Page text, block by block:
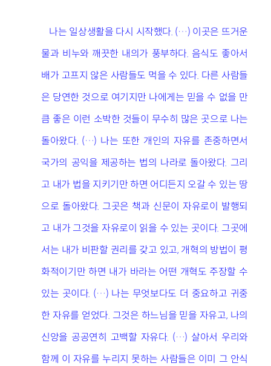
나는 일상생활을 다시 시작했다. (…) 이곳은 뜨거운
물과 비누와 깨끗한 내의가 풍부하다. 음식도 좋아서
배가 고프지 않은 사람들도 먹을 수 있다. 다른 사람들
은 당연한 것으로 여기지만 나에게는 믿을 수 없을 만
큼 좋은 이런 소박한 것들이 무수히 많은 곳으로 나는
돌아왔다. (…) 나는 또한 개인의 자유를 존중하면서
국가의 공익을 제공하는 법의 나라로 돌아왔다. 그리
고 내가 법을 지키기만 하면 어디든지 오갈 수 있는 땅
으로 돌아왔다. 그곳은 책과 신문이 자유로이 발행되
고 내가 그것을 자유로이 읽을 수 있는 곳이다. 그곳에
서는 내가 비판할 권리를 갖고 있고, 개혁의 방법이 평
화적이기만 하면 내가 바라는 어떤 개혁도 주장할 수
있는 곳이다. (…) 나는 무엇보다도 더 중요하고 귀중
한 자유를 얻었다. 그것은 하느님을 믿을 자유고, 나의
신앙을 공공연히 고백할 자유다. (…) 살아서 우리와
함께 이 자유를 누리지 못하는 사람들은 이미 그 안식